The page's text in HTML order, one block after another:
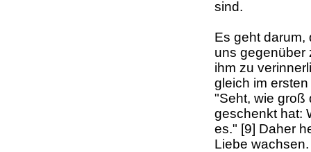
sind.
Es geht darum,
uns gegenüber
ihm zu
gleich im
"Seht, wie groß
geschenkt hat:
es." [9] Daher
Liebe